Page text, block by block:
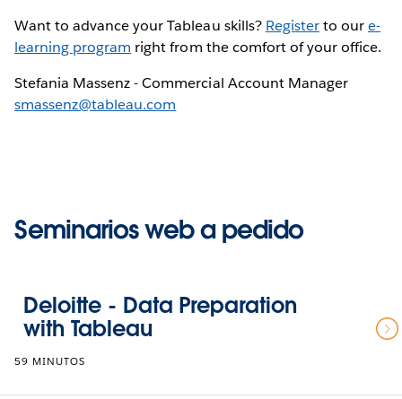
Want to advance your Tableau skills? Registerto oure-
learning program right from the comfort of your office.
Stefania Massenz - Commercial Account Manager
smassenz@tableau.com
Seminarios web a pedido
Deloitte - Data Preparation
with Tableau
59 MINUTOS